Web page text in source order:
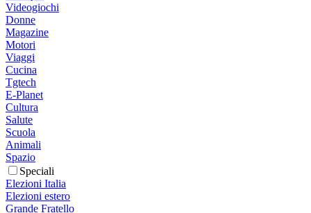
Videogiochi
Donne
Magazine
Motori
Viaggi
Cucina
Tgtech
E-Planet
Cultura
Salute
Scuola
Animali
Spazio
Speciali
Elezioni Italia
Elezioni estero
Grande Fratello